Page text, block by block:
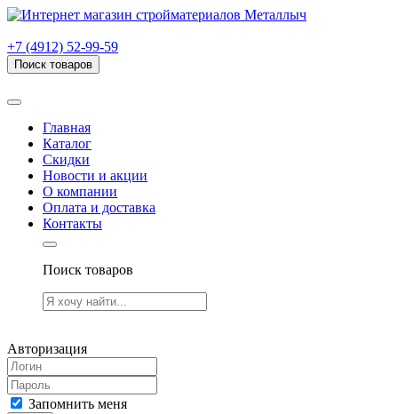
+7 (4912) 52-99-59
Поиск товаров
Главная
Каталог
Скидки
Новости и акции
О компании
Оплата и доставка
Контакты
Поиск товаров
Авторизация
Запомнить меня